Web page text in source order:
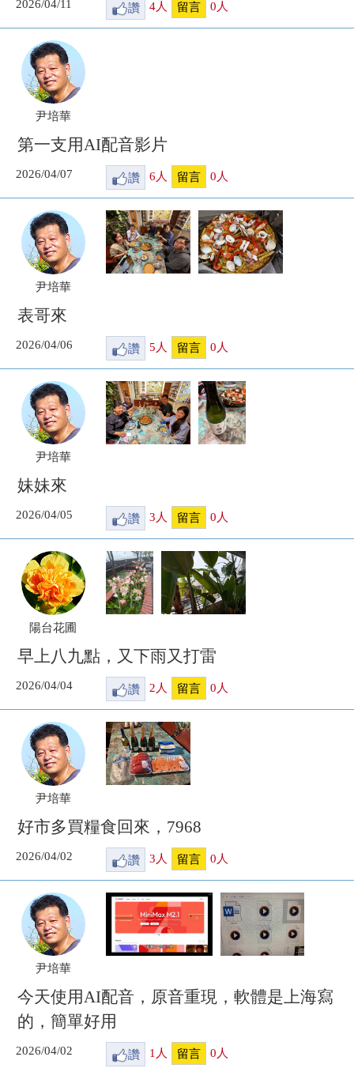
2026/04/11 讚 4人 留言 0 人
尹培華
第一支用AI配音影片
2026/04/07 讚 6 人 留言 0 人
尹培華
表哥來
2026/04/06 讚 5 人 留言 0 人
尹培華
妹妹來
2026/04/05 讚 3人 留言 0人
陽台花圃
早上八九點，又下雨又打雷
2026/04/04 讚 2 人 留言 0 人
尹培華
好市多買糧食回來，7968
2026/04/02 讚 3 人 留言 0 人
尹培華
今天使用AI配音，原音重現，軟體是上海寫
的，簡單好用
2026/04/02 讚 1 人 留言 0 人